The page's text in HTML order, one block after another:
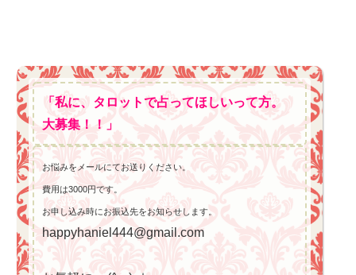
「私に、タロットで占ってほしいって方。
大募集！！」
お悩みをメールにてお送りください。
費用は3000円です。
お申し込み時にお振込先をお知らせします。
happyhaniel444@gmail.com